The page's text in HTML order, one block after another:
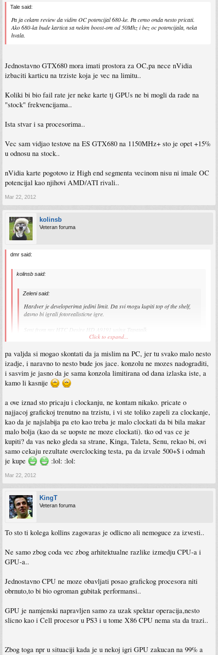
Tale said:
Pa ja cekam review da vidim OC potencijal 680-ke. Pa cemo onda nesto pricati.
Ako 680-ka bude kartica sa nekim boost-om od 50Mhz i bez oc potencijala, neka
hvala.
Jednostavno GTX680 mora imati prostora za OC,pa nece nVidia
izbaciti karticu na trziste koja je vec na limitu..
Koliki bi bio fail rate jer neke karte tj GPUs ne bi mogli da rade na
"stock" frekvencijama..
Ista stvar i sa procesorima..
Vec sam vidjao testove na ES GTX680 na 1150MHz+ sto je opet +15%
u odnosu na stock..
nVidia karte pogotovo iz High end segmenta vecinom nisu ni imale OC
potencijal kao njihovi AMD/ATI rivali..
Mar 22, 2012
kolinsb
Veteran foruma
dmr said:
kolinsb said:
Zeleni said:
Hardver je developerima jedini limit. Da svi mogu kupiti top of the shelf,
davno bi igrali fotorealisticne igre.
Sent from my HTC Desire HD A9191 using Tapatalk
balansirati potrosnju GPU-a i CPU-a. Ili imas igru da ti zakuca cpu na 100%
a gpu zjapi, ili obrnuto. Daj napravi igru neka pojede oboje, kad ih imamo.
valjda se moze napraviti nekakav dinamicki kod, koji ce preskenirati moj comp
(ili uraditi nekakav benchmark), i na osnovu toga prilagoditi igru tome, tj.
iskoristenost cpu-a i gpu-a. mozda netko ima npr AMD 6750 graficku, a i920
igara pozderati tu graficku, a nece iskoristiti ni 30% procesora. ovo vjerovatno
najvise zavisi od engine-a, pa bi on trebao biti takav nekakav "dinamicki"
Click to expand...
Ja se uopste ne slazem . Hardver u konzolama je developerima jedini limit.
Click to expand...
pa valjda si mogao skontati da ja mislim na PC, jer tu svako malo nesto
izadje, i naravno to nesto bude jos jace. konzolu ne mozes nadograditi,
i sasvim je jasno da je sama konzola limitirana od dana izlaska iste, a
kamo li kasnije
a ove iznad sto pricaju i clockanju, ne kontam nikako. pricate o
najjacoj grafickoj trenutno na trzistu, i vi ste toliko zapeli za clockanje,
kao da je najslabija pa eto kao treba je malo clockati da bi bila makar
malo bolja (kao da se uopste ne moze clockati). tko od vas ce je
kupiti? da vas neko gleda sa strane, Kinga, Taleta, Senu, rekao bi, ovi
samo cekaju rezultate overclocking testa, pa da izvale 500+$ i odmah
je kupe
:lol: :lol:
Mar 22, 2012
KingT
Veteran foruma
To sto ti kolega kollins zagovaras je odlicno ali nemoguce za izvesti..
Ne samo zbog coda vec zbog arhitektualne razlike izmedju CPU-a i
GPU-a..
Jednostavno CPU ne moze obavljati posao grafickog procesora niti
obrnuto,to bi bio ogroman gubitak performansi..
GPU je namjenski napravljen samo za uzak spektar operacija,nesto
slicno kao i Cell procesor u PS3 i u tome X86 CPU nema sta da trazi..
Zbog toga npr u situaciji kada je u nekoj igri GPU zakucan na 99% a